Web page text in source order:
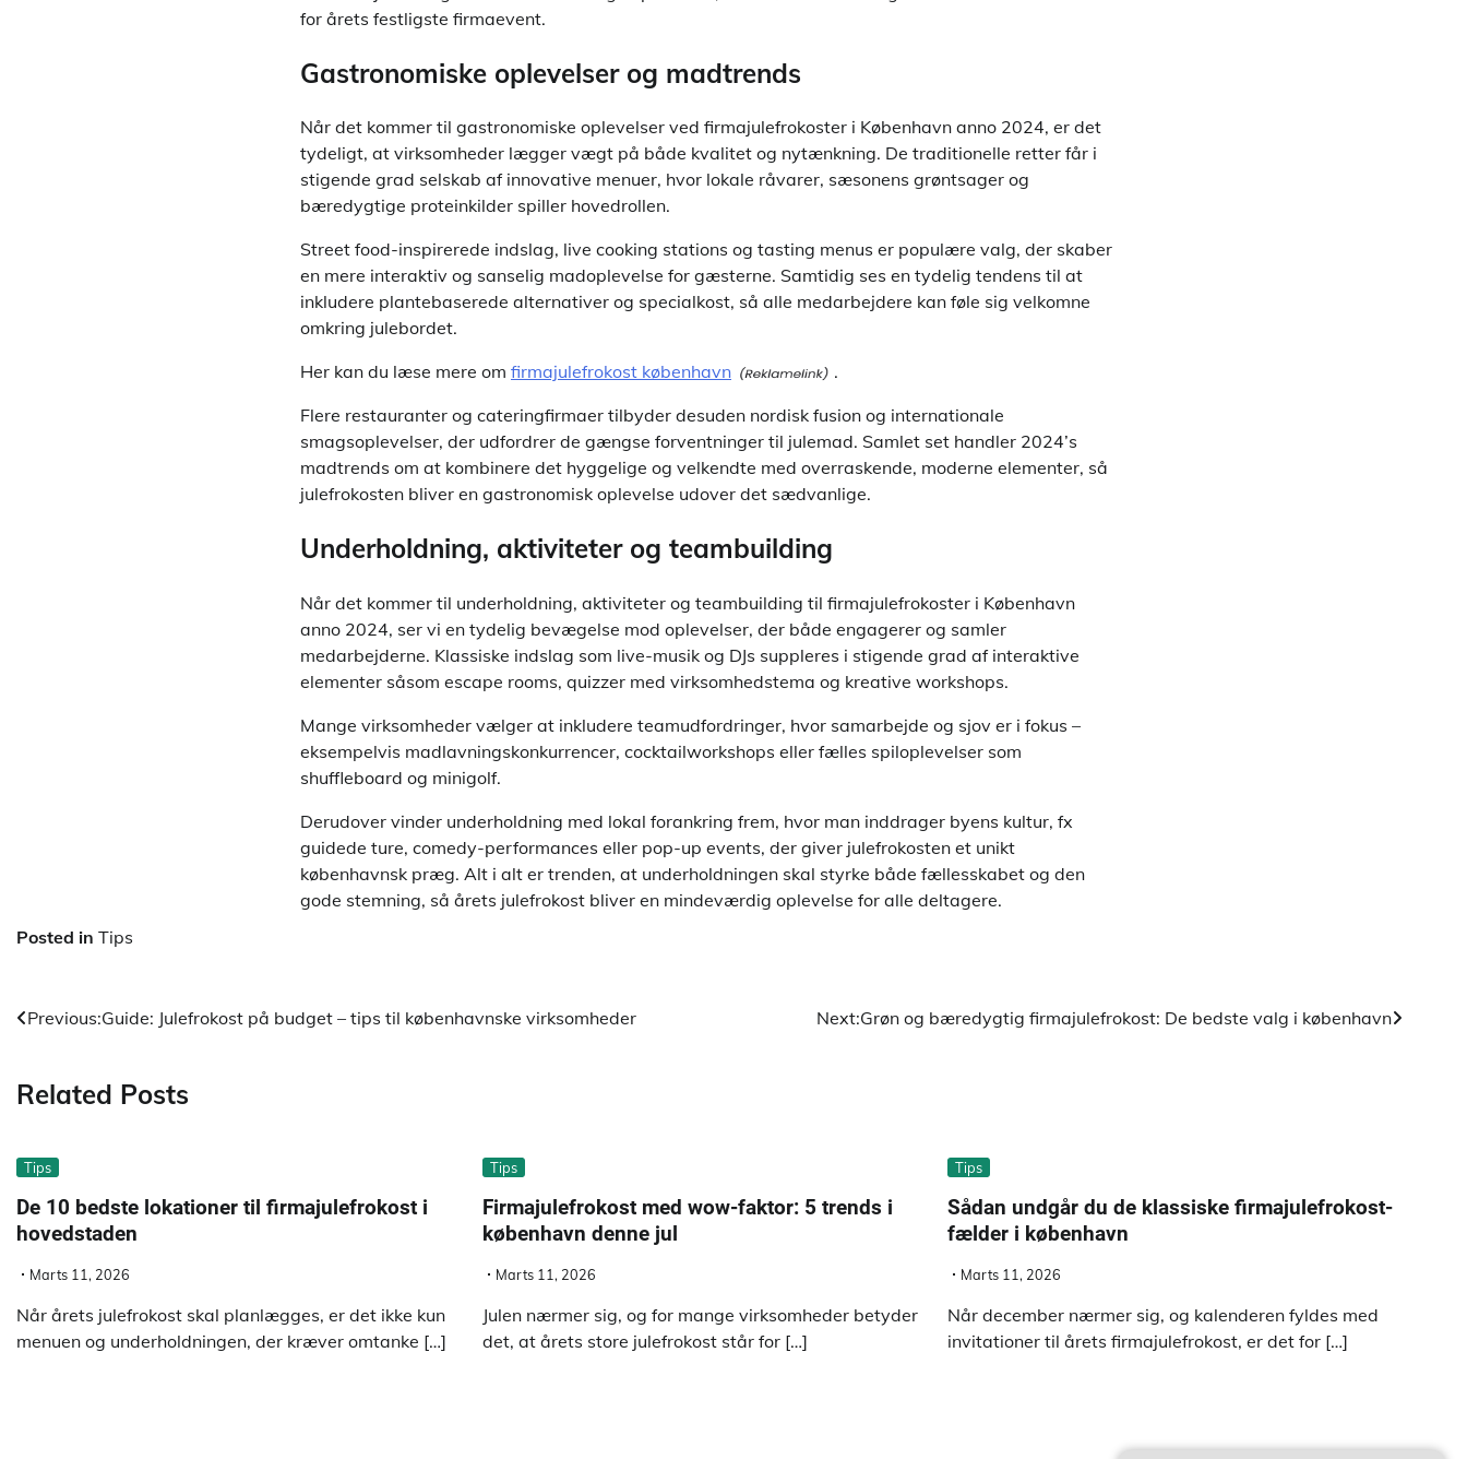
for årets festligste firmaevent.
Gastronomiske oplevelser og madtrends
Når det kommer til gastronomiske oplevelser ved firmajulefrokoster i København anno 2024, er det
tydeligt, at virksomheder lægger vægt på både kvalitet og nytænkning. De traditionelle retter får i
stigende grad selskab af innovative menuer, hvor lokale råvarer, sæsonens grøntsager og
bæredygtige proteinkilder spiller hovedrollen.
Street food-inspirerede indslag, live cooking stations og tasting menus er populære valg, der skaber
en mere interaktiv og sanselig madoplevelse for gæsterne. Samtidig ses en tydelig tendens til at
inkludere plantebaserede alternativer og specialkost, så alle medarbejdere kan føle sig velkomne
omkring julebordet.
Her kan du læse mere om firmajulefrokost københavn
.
Flere restauranter og cateringfirmaer tilbyder desuden nordisk fusion og internationale
smagsoplevelser, der udfordrer de gængse forventninger til julemad. Samlet set handler 2024’s
madtrends om at kombinere det hyggelige og velkendte med overraskende, moderne elementer, så
julefrokosten bliver en gastronomisk oplevelse udover det sædvanlige.
Underholdning, aktiviteter og teambuilding
Når det kommer til underholdning, aktiviteter og teambuilding til firmajulefrokoster i København
anno 2024, ser vi en tydelig bevægelse mod oplevelser, der både engagerer og samler
medarbejderne. Klassiske indslag som live-musik og DJs suppleres i stigende grad af interaktive
elementer såsom escape rooms, quizzer med virksomhedstema og kreative workshops.
Mange virksomheder vælger at inkludere teamudfordringer, hvor samarbejde og sjov er i fokus –
eksempelvis madlavningskonkurrencer, cocktailworkshops eller fælles spiloplevelser som
shuffleboard og minigolf.
Derudover vinder underholdning med lokal forankring frem, hvor man inddrager byens kultur, fx
guidede ture, comedy-performances eller pop-up events, der giver julefrokosten et unikt
københavnsk præg. Alt i alt er trenden, at underholdningen skal styrke både fællesskabet og den
gode stemning, så årets julefrokost bliver en mindeværdig oplevelse for alle deltagere.
Posted in Tips
Indlægsnavigation
Previous:Guide: Julefrokost på budget – tips til københavnske virksomheder Next:Grøn og bæredygtig firmajulefrokost: De bedste valg i københavn
Related Posts
Tips
De 10 bedste lokationer til firmajulefrokost i
hovedstaden
Marts 11, 2026
Når årets julefrokost skal planlægges, er det ikke kun
menuen og underholdningen, der kræver omtanke […]
Tips
Firmajulefrokost med wow-faktor: 5 trends i
københavn denne jul
Marts 11, 2026
Julen nærmer sig, og for mange virksomheder betyder
det, at årets store julefrokost står for […]
Tips
Sådan undgår du de klassiske firmajulefrokost-
fælder i københavn
Marts 11, 2026
Når december nærmer sig, og kalenderen fyldes med
invitationer til årets firmajulefrokost, er det for […]